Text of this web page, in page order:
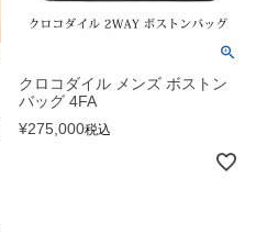
クロコダイル メンズ ボストン
バッグ 4FA
¥275,000税込